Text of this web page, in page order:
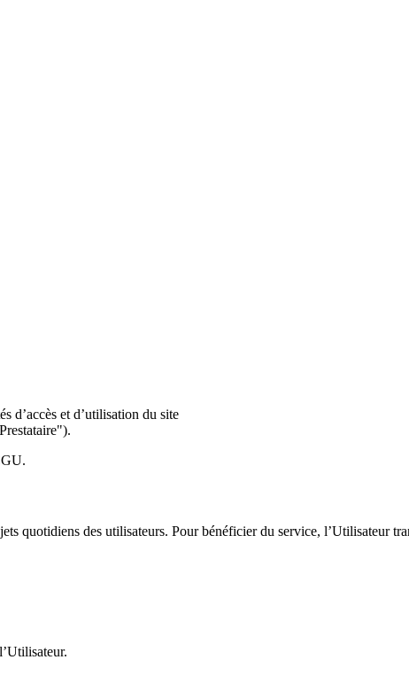
d’accès et d’utilisation du site
quotidiens des utilisateurs. Pour bénéficier du service, l’Utilisateur